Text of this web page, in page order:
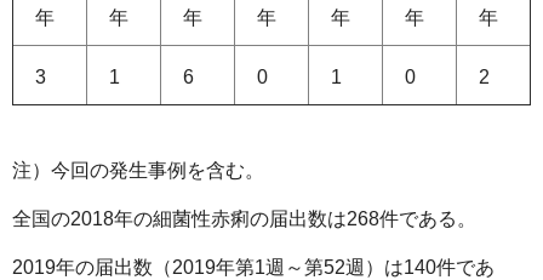
年
年
年
年
年
年
年
3 1 6 0 1 0 2
注）今回の発生事例を含む。
全国の2018年の細菌性赤痢の届出数は268件である。
2019年の届出数（2019年第1週～第52週）は140件であ